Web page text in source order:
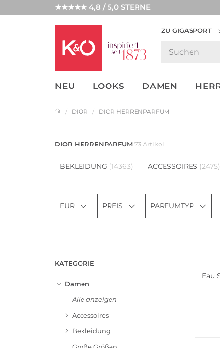
★★★★★ 4,8 / 5,0 STERNE
ZU GIGASPORT
NEU LOOKS DAMEN
UNSERE APP
CLICK &
DIOR DIOR HERRENPARFUM
DIOR HERRENPARFUM73 Artikel
BEKLEIDUNG (14363) ACCESSOIRES (2475)
FÜR PREIS PARFUMTYP
KATEGORIE
Damen
Alle anzeigen
Accessoires
Bekleidung
Eau